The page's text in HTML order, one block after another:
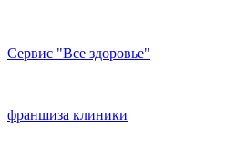
Сервис "Все здоровье"
франшиза клиники